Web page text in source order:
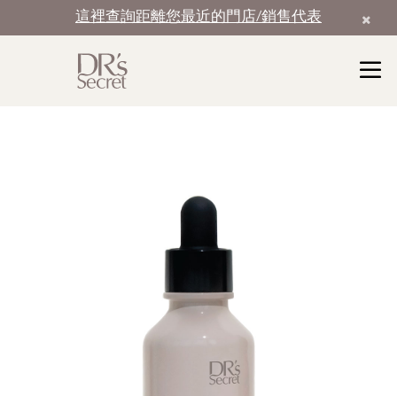
這裡查詢距離您最近的門店/銷售代表